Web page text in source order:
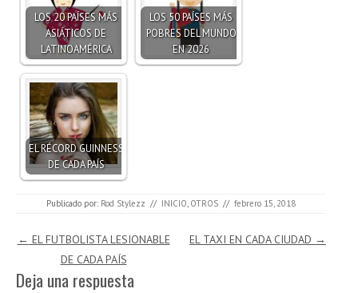
LOS 20 PAÍSES MÁS
ASIÁTICOS DE
LATINOAMÉRICA
LOS 50 PAÍSES MÁS
POBRES DEL MUNDO
EN 2026
EL RÉCORD GUINNESS
DE CADA PAÍS
Publicado por: Rod Stylezz // INICIO OTROS // febrero 15, 2018
Navegación de entradas
← EL FUTBOLISTA LESIONABLE
DE CADA PAÍS
EL TAXI EN CADA CIUDAD →
Deja una respuesta